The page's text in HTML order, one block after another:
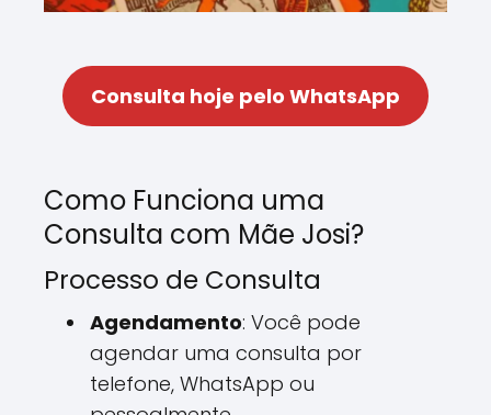
Consulta hoje pelo WhatsApp
Como Funciona uma
Consulta com Mãe Josi?
Processo de Consulta
Agendamento: Você pode
agendar uma consulta por
telefone, WhatsApp ou